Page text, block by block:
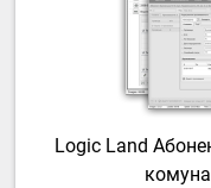
Logic Land